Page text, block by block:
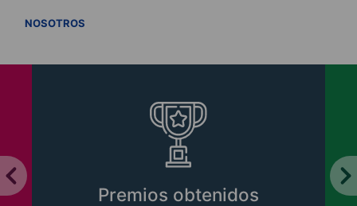
NOSOTROS
Premios obtenidos